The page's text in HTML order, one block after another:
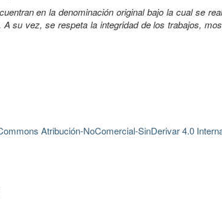
en la denominación original bajo la cual se
su vez, se respeta la integridad de los trabajos,
Atribución-NoComercial-SinDerivar 4.0